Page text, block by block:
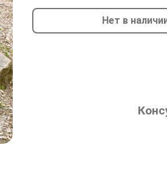
Нет в